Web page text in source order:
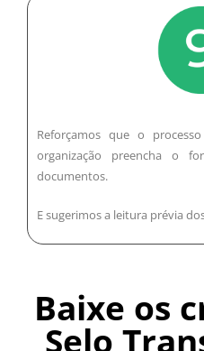
Reforçamos que o
organização preencha o
documentos.
E sugerimos a leitura prévia
Baixe os
Selo